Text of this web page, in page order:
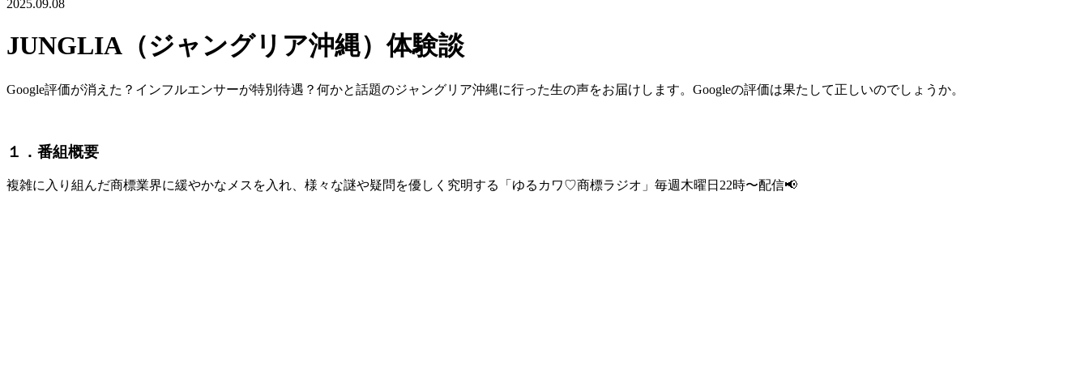
2025.09.08
JUNGLIA（ジャングリア沖縄）体験談
Google評価が消えた？インフルエンサーが特別待遇？何かと話題のジャングリア沖縄に行った生の声をお届けします。Googleの評価は果たして正しいのでしょうか。
１．番組概要
複雑に入り組んだ商標業界に緩やかなメスを入れ、様々な謎や疑問を優しく究明する「ゆるカワ♡商標ラジオ」毎週木曜日 22時〜配信📢